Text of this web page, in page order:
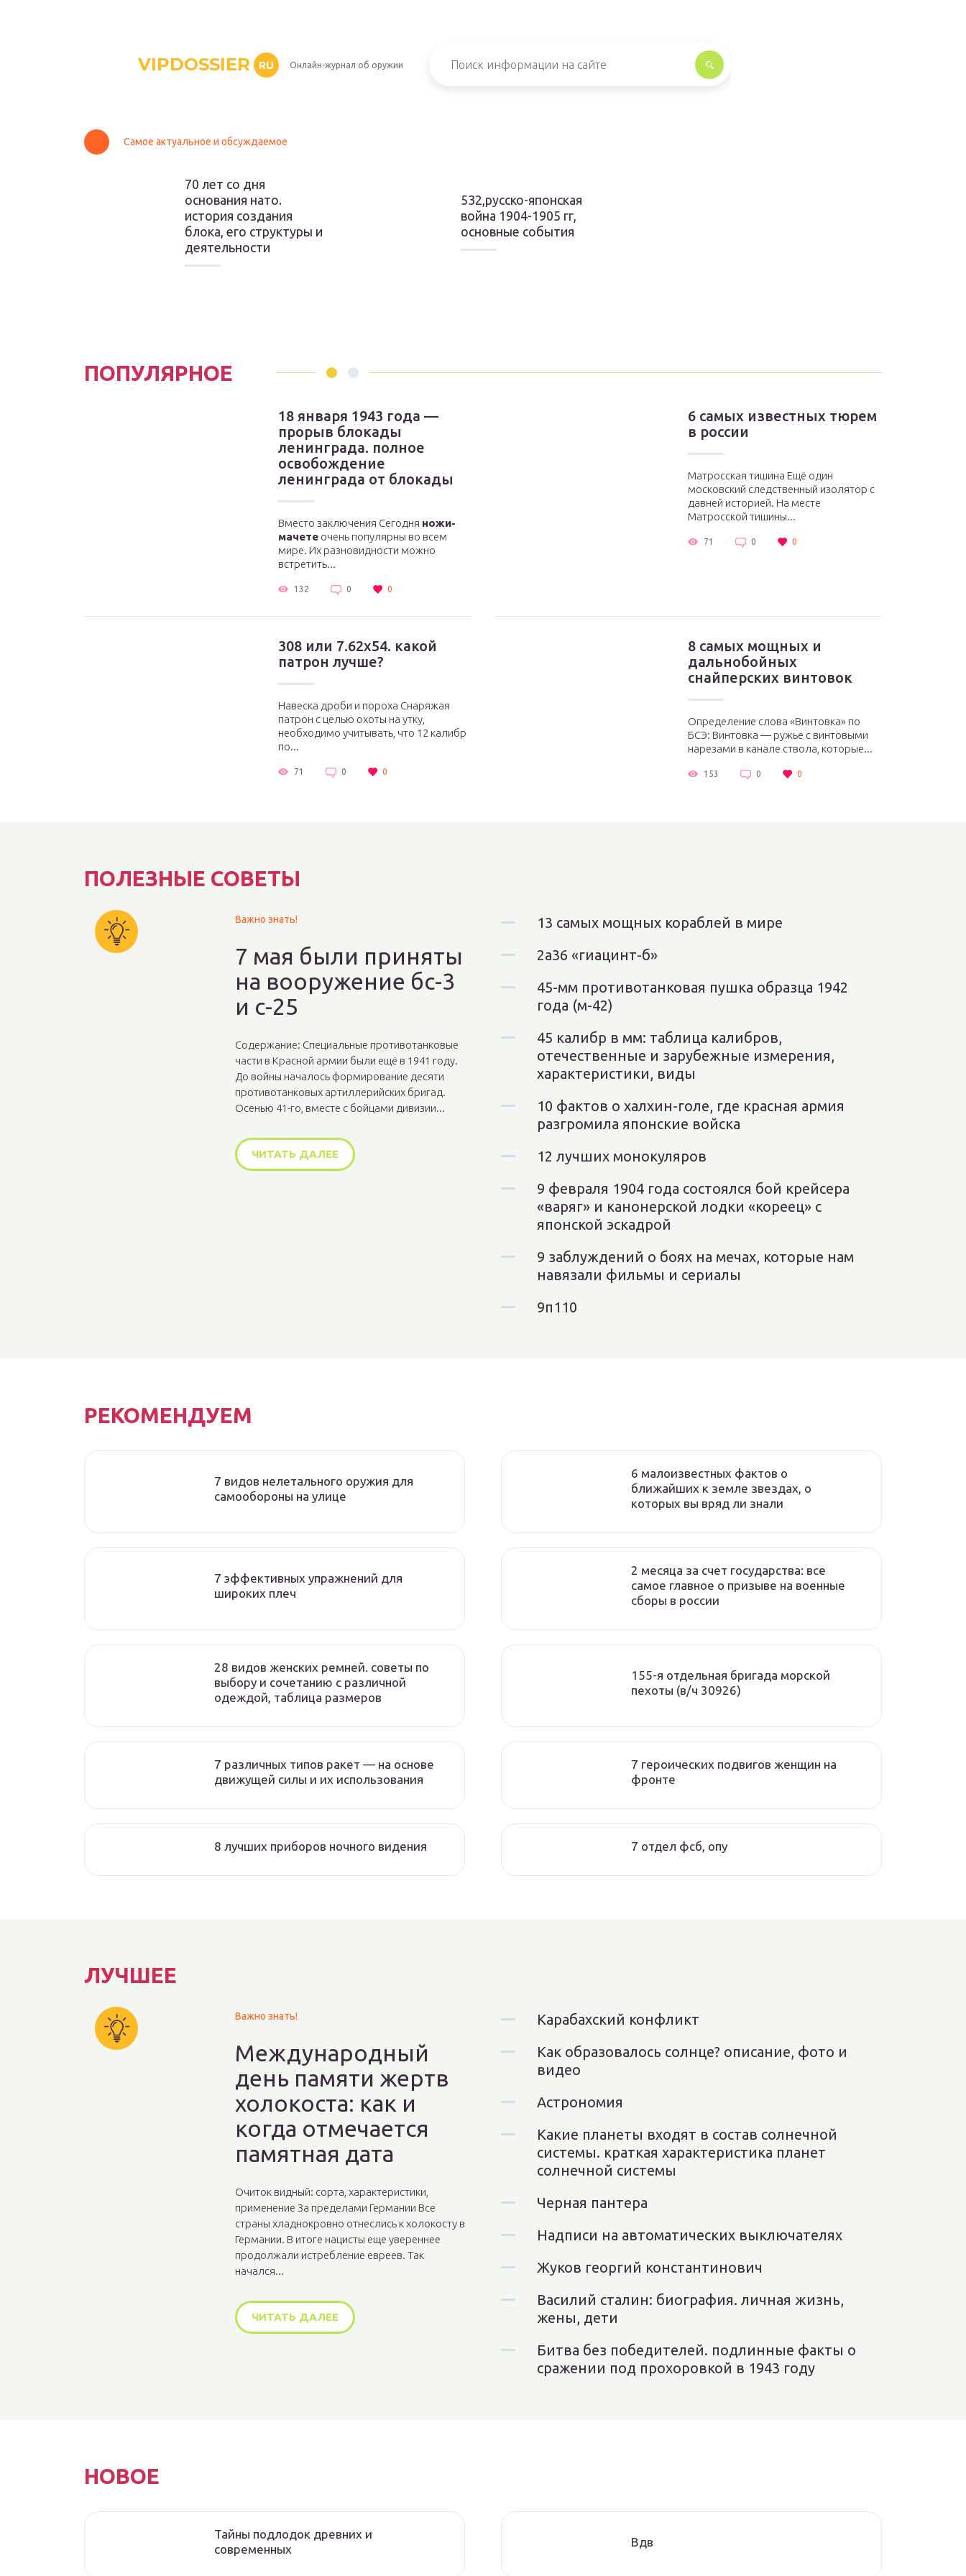
VIPDOSSIER RU Онлайн-журнал об оружии
Самое актуальное и обсуждаемое
70 лет со дня
основания нато.
история создания
блока, его структуры и
деятельности
532,русско-японская
война 1904-1905 гг,
основные события
ПОПУЛЯРНОЕ
18 января 1943 года —
прорыв блокады
ленинграда. полное
освобождение
ленинграда от блокады
Вместо заключения Сегодня ножи-
мачете очень популярны во всем
мире. Их разновидности можно
встретить...
132 0 0
6 самых известных тюрем
в россии
Матросская тишина Ещё один
московский следственный изолятор с
давней историей. На месте
Матросской тишины...
71 0 0
308 или 7.62х54. какой
патрон лучше?
Навеска дроби и пороха Снаряжая
патрон с целью охоты на утку,
необходимо учитывать, что 12 калибр
по...
71 0 0
8 самых мощных и
дальнобойных
снайперских винтовок
Определение слова «Винтовка» по
БСЭ: Винтовка — ружье с винтовыми
нарезами в канале ствола, которые...
153 0 0
ПОЛЕЗНЫЕ СОВЕТЫ
Важно знать!
7 мая были приняты
на вооружение бс-3
и с-25
Содержание: Специальные противотанковые
части в Красной армии были ещё в 1941 году.
До войны началось формирование десяти
противотанковых артиллерийских бригад.
Осенью 41-го, вместе с бойцами дивизии...
ЧИТАТЬ ДАЛЕЕ
13 самых мощных кораблей в мире
2а36 «гиацинт-б»
45-мм противотанковая пушка образца 1942
года (м-42)
45 калибр в мм: таблица калибров,
отечественные и зарубежные измерения,
характеристики, виды
10 фактов о халхин-голе, где красная армия
разгромила японские войска
12 лучших монокуляров
9 февраля 1904 года состоялся бой крейсера
«варяг» и канонерской лодки «кореец» с
японской эскадрой
9 заблуждений о боях на мечах, которые нам
навязали фильмы и сериалы
9п110
РЕКОМЕНДУЕМ
7 видов нелетального оружия для
самообороны на улице
6 малоизвестных фактов о
ближайших к земле звездах, о
которых вы вряд ли знали
7 эффективных упражнений для
широких плеч
2 месяца за счет государства: все
самое главное о призыве на военные
сборы в россии
28 видов женских ремней. советы по
выбору и сочетанию с различной
одеждой, таблица размеров
155-я отдельная бригада морской
пехоты (в/ч 30926)
7 различных типов ракет — на основе
движущей силы и их использования
7 героических подвигов женщин на
фронте
8 лучших приборов ночного видения 7 отдел фсб, опу
ЛУЧШЕЕ
Важно знать!
Международный
день памяти жертв
холокоста: как и
когда отмечается
памятная дата
Очиток видный: сорта, характеристики,
применение За пределами Германии Все
страны хладнокровно отнеслись к холокосту в
Германии. В итоге нацисты еще увереннее
продолжали истребление евреев. Так
начался...
ЧИТАТЬ ДАЛЕЕ
Карабахский конфликт
Как образовалось солнце? описание, фото и
видео
Астрономия
Какие планеты входят в состав солнечной
системы. краткая характеристика планет
солнечной системы
Черная пантера
Надписи на автоматических выключателях
Жуков георгий константинович
Василий сталин: биография. личная жизнь,
жены, дети
Битва без победителей. подлинные факты о
сражении под прохоровкой в 1943 году
НОВОЕ
Тайны подлодок древних и
современных
Вдв